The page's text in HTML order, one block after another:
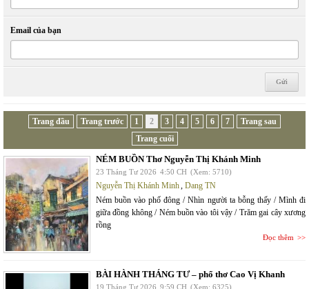
Email của bạn
Trang đầu Trang trước 1 2 3 4 5 6 7
Trang sau
Trang cuối
NÉM BUỒN Thơ Nguyễn Thị Khánh Minh
23 Tháng Tư 2026 4:50 CH (Xem: 5710)
Nguyễn Thị Khánh Minh, Dang TN
Ném buồn vào phố đông / Nhìn người ta bỗng thấy / Mình đi
giữa đồng không / Ném buồn vào tôi vậy / Trăm gai cây xương
rồng
Đọc thêm
BÀI HÀNH THÁNG TƯ – phổ thơ Cao Vị Khanh
19 Tháng Tư 2026 9:59 CH (Xem: 6325)